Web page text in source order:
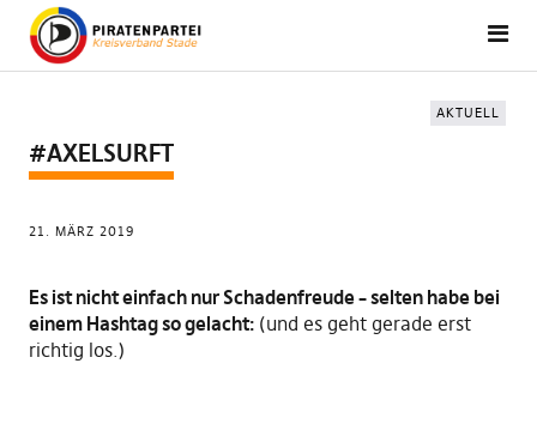
AKTUELL
#AXELSURFT
21. MÄRZ 2019
Es ist nicht einfach nur Schadenfreude – selten habe bei
einem Hashtag so gelacht: (und es geht gerade erst
richtig los.)